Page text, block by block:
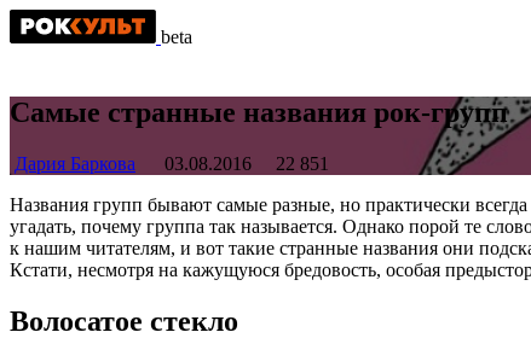
beta
Самые странные названия рок-групп
Дария Баркова 03.08.2016
22 851
Названия групп бывают самые разные, но практически
угадать, почему группа так называется. Однако порой те
к нашим читателям, и вот такие странные названия они
Кстати, несмотря на кажущуюся бредовость, особая
Волосатое стекло